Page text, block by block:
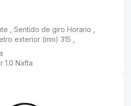
de giro Horario , Potencia (W) 78 ,
1.0 Nafta